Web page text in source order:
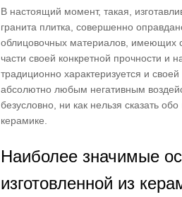
В настоящий момент, такая,
гранита плитка, совершенно
облицовочных материалов, имеющих
части своей конкретной прочности и
традиционно характеризуется и
абсолютно любым негативным
безусловно, ни как нельзя сказать
керамике.
Наиболее значимые
изготовленной из